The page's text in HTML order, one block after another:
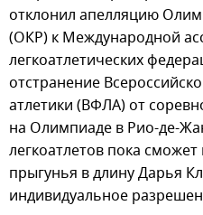
отклонил апелляцию
(ОКР) к Международной
легкоатлетических
отстранение
атлетики (ВФЛА) от
на Олимпиаде в Рио-де-
легкоатлетов пока
прыгунья в длину Дарья
индивидуальное